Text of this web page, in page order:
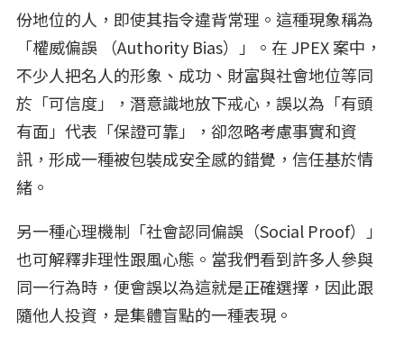
份地位的人，即使其指令違背常理。這種現象稱為
「權威偏誤 （Authority Bias）」。在 JPEX 案中，
不少人把名人的形象、成功、財富與社會地位等同
於「可信度」，潛意識地放下戒心，誤以為「有頭
有面」代表「保證可靠」，卻忽略考慮事實和資
訊，形成一種被包裝成安全感的錯覺，信任基於情
緒。
另一種心理機制「社會認同偏誤（Social Proof）」
也可解釋非理性跟風心態。當我們看到許多人參與
同一行為時，便會誤以為這就是正確選擇，因此跟
隨他人投資，是集體盲點的一種表現。